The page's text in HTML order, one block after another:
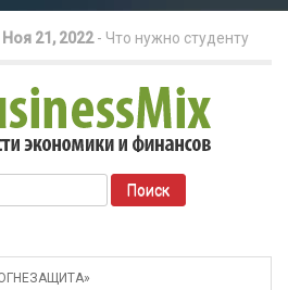
Ноя 21, 2022- Что нужно студенту
для открытия бизнеса?
Окт 26, 2022-Телефония для
amoCRM: лучшие инструменты для
бизнеса